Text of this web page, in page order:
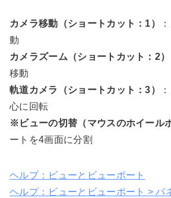
カメラ移動（ショートカット：1）
動
カメラズーム（ショートカット：2）
移動
軌道カメラ（ショートカット：3）
心に回転
※ビューの切替（マウスのホイール
ートを4画面に分割
ヘルプ：ビューとビューポート
ヘルプ：ビューとビューポート > パ